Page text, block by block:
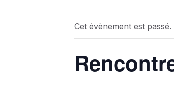
Cet évènement est passé.